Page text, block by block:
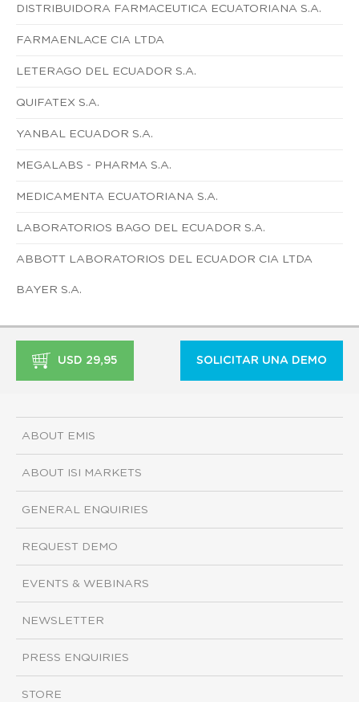
DISTRIBUIDORA FARMACEUTICA ECUATORIANA S.A.
FARMAENLACE CIA LTDA
LETERAGO DEL ECUADOR S.A.
QUIFATEX S.A.
YANBAL ECUADOR S.A.
MEGALABS - PHARMA S.A.
MEDICAMENTA ECUATORIANA S.A.
LABORATORIOS BAGO DEL ECUADOR S.A.
ABBOTT LABORATORIOS DEL ECUADOR CIA LTDA
BAYER S.A.
USD 29,95 SOLICITAR UNA DEMO
ABOUT EMIS
ABOUT ISI MARKETS
GENERAL ENQUIRIES
REQUEST DEMO
EVENTS & WEBINARS
NEWSLETTER
PRESS ENQUIRIES
STORE